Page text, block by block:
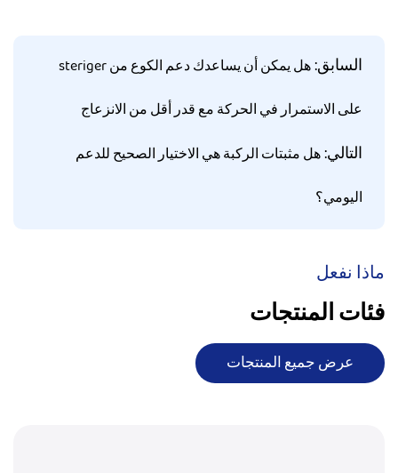
السابق:
هل يمكن أن يساعدك دعم الكوع من steriger
على الاستمرار في الحركة مع قدر أقل من الانزعاج
التالي:هل مثبتات الركبة هي الاختيار الصحيح للدعم
اليومي؟
ماذا نفعل
فئات المنتجات
عرض جميع المنتجات